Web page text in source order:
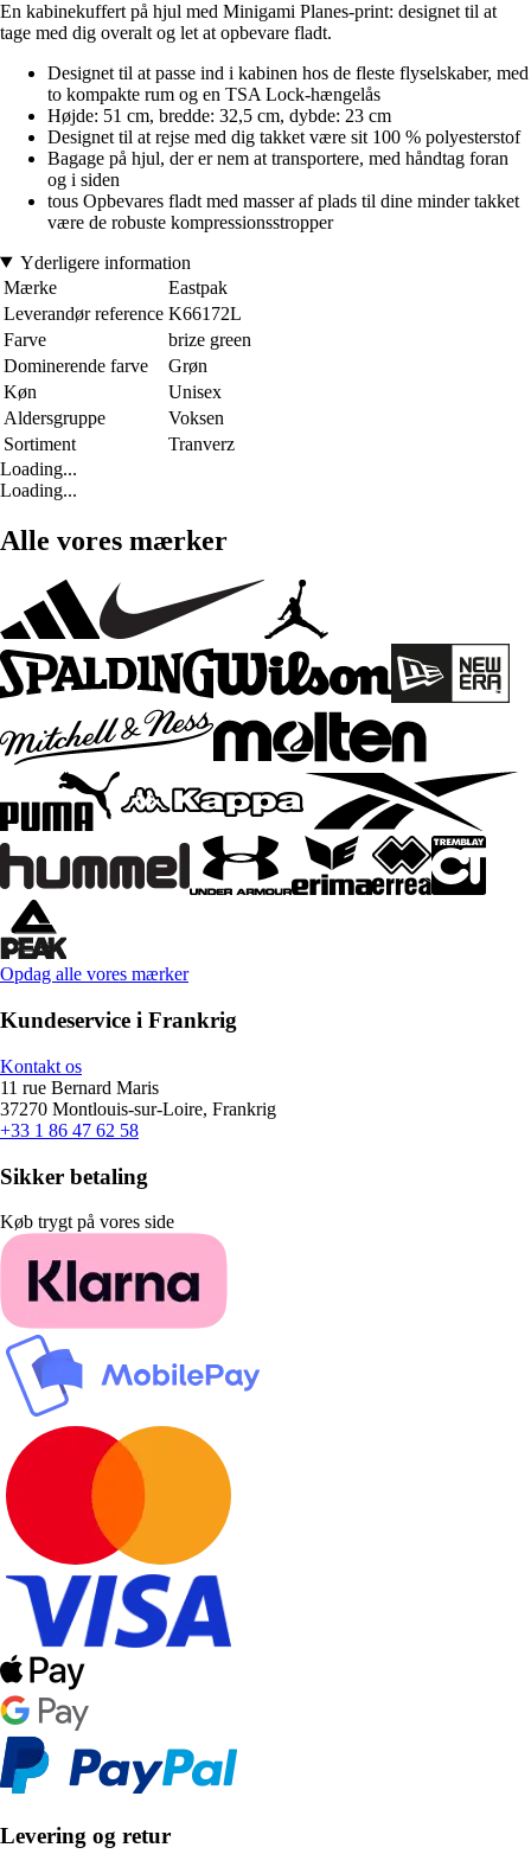
En kabinekuffert på hjul med Minigami Planes-print: designet til at
tage med dig overalt og let at opbevare fladt.
Designet til at passe ind i kabinen hos de fleste flyselskaber, med
to kompakte rum og en TSA Lock-hængelås
Højde: 51 cm, bredde: 32,5 cm, dybde: 23 cm
Designet til at rejse med dig takket være sit 100 % polyesterstof
Bagage på hjul, der er nem at transportere, med håndtag foran
og i siden
tous Opbevares fladt med masser af plads til dine minder takket
være de robuste kompressionsstropper
Yderligere information
Mærke
Eastpak
Leverandør reference K66172L
Farve
brize green
Dominerende farve
Grøn
Køn
Unisex
Aldersgruppe
Voksen
Sortiment
Tranverz
Loading...
Loading...
Alle vores mærker
Opdag alle vores mærker
Kundeservice i Frankrig
Kontakt os
11 rue Bernard Maris
37270 Montlouis-sur-Loire, Frankrig
+33 1 86 47 62 58
Sikker betaling
Køb trygt på vores side
Levering og retur